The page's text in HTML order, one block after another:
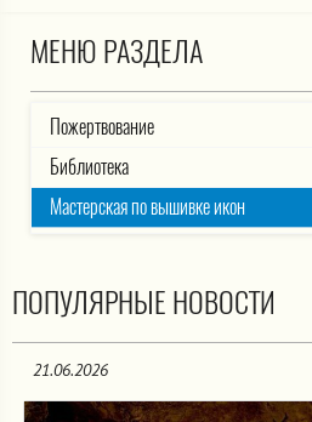
МЕНЮ РАЗДЕЛА
Пожертвование
Библиотека
Мастерская по вышивке икон
ПОПУЛЯРНЫЕ НОВОСТИ
21.06.2026